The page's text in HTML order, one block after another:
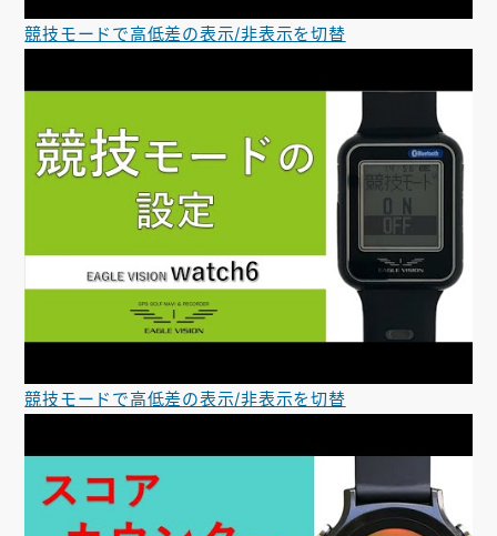
競技モードで高低差の表示/非表示を切替
競技モードで高低差の表示/非表示を切替